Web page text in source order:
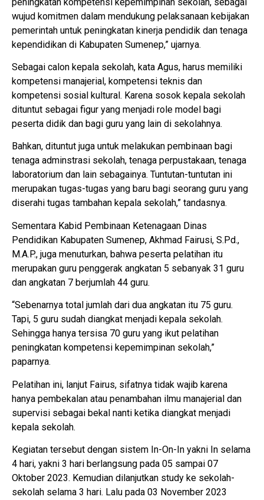
wujud komitmen dalam mendukung pelaksanaan kebijakan
pemerintah untuk peningkatan kinerja pendidik dan tenaga
kependidikan di Kabupaten Sumenep,” ujarnya.
Sebagai calon kepala sekolah, kata Agus, harus memiliki
kompetensi manajerial, kompetensi teknis dan
kompetensi sosial kultural. Karena sosok kepala sekolah
dituntut sebagai figur yang menjadi role model bagi
peserta didik dan bagi guru yang lain di sekolahnya.
Bahkan, dituntut juga untuk melakukan pembinaan bagi
tenaga adminstrasi sekolah, tenaga perpustakaan, tenaga
laboratorium dan lain sebagainya. Tuntutan-tuntutan ini
merupakan tugas-tugas yang baru bagi seorang guru yang
diserahi tugas tambahan kepala sekolah,” tandasnya.
Sementara Kabid Pembinaan Ketenagaan Dinas
Pendidikan Kabupaten Sumenep, Akhmad Fairusi, S.Pd.,
M.A.P., juga menuturkan, bahwa peserta pelatihan itu
merupakan guru penggerak angkatan 5 sebanyak 31 guru
dan angkatan 7 berjumlah 44 guru.
“Sebenarnya total jumlah dari dua angkatan itu 75 guru.
Tapi, 5 guru sudah diangkat menjadi kepala sekolah.
Sehingga hanya tersisa 70 guru yang ikut pelatihan
peningkatan kompetensi kepemimpinan sekolah,”
paparnya.
Pelatihan ini, lanjut Fairus, sifatnya tidak wajib karena
hanya pembekalan atau penambahan ilmu manajerial dan
supervisi sebagai bekal nanti ketika diangkat menjadi
kepala sekolah.
Kegiatan tersebut dengan sistem In-On-In yakni In selama
4 hari, yakni 3 hari berlangsung pada 05 sampai 07
Oktober 2023. Kemudian dilanjutkan study ke sekolah-
sekolah selama 3 hari. Lalu pada 03 November 2023